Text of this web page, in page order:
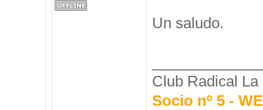
Un saludo.
Club Radical La
Socio nº 5 -